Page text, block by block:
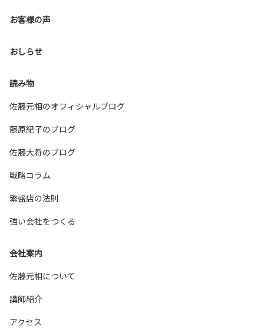
お客様の声
おしらせ
読み物
佐藤元相のオフィシャルブログ
藤原紀子のブログ
佐藤大将のブログ
戦略コラム
繁盛店の法則
強い会社をつくる
会社案内
佐藤元相について
講師紹介
アクセス